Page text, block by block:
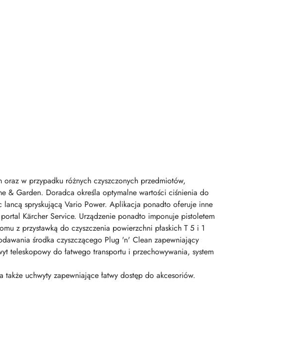
w przypadku różnych czyszczonych przedmiotów,
& Garden. Doradca określa optymalne wartości ciśnienia do
spryskującą Vario Power. Aplikacja ponadto oferuje inne
Kärcher Service. Urządzenie ponadto imponuje pistoletem
z przystawką do czyszczenia powierzchni płaskich T 5 i 1
środka czyszczącego Plug 'n' Clean zapewniający
teleskopowy do łatwego transportu i przechowywania, system
uchwyty zapewniające łatwy dostęp do akcesoriów.